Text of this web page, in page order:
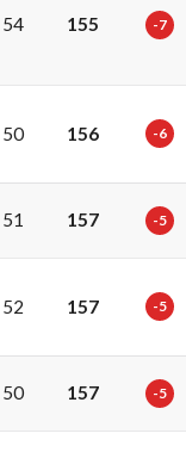
54 155 -7
50 156 -6
51 157 -5
52 157 -5
50 157 -5